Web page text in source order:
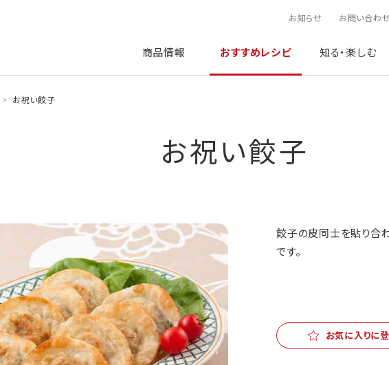
お知らせ お問い合わ
商品情報 おすすめレシピ 知る・楽しむ
お祝い餃子
お祝い餃子
餃子の皮同士を貼り合
です。
お気に入りに